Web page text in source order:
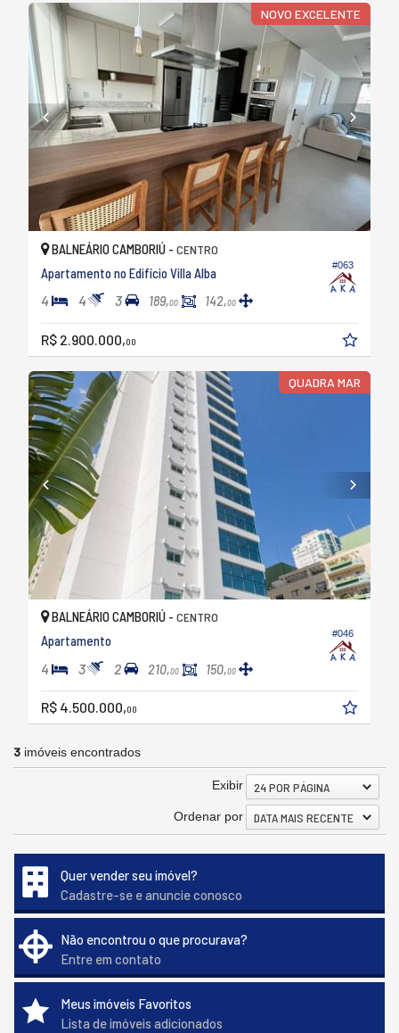
NOVO EXCELENTE
#063
BALNEÁRIO CAMBORIÚ - CENTRO
Apartamento no Edifício Villa Alba
4 4 3 189,00 142,00
R$ 2.900.000,00
QUADRA MAR
#046
BALNEÁRIO CAMBORIÚ - CENTRO
Apartamento
4 3 2 210,00 150,00
R$ 4.500.000,00
3 imóveis encontrados
Exibir 24 POR PÁGINA
Ordenar por DATA MAIS RECENTE
Quer vender seu imóvel?
Cadastre-se e anuncie conosco
Não encontrou o que procurava?
Entre em contato
Meus imóveis Favoritos
Lista de imóveis adicionados